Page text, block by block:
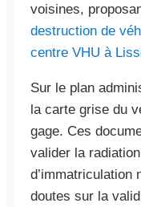
voisines,
destruction de
centre VHU à
Sur le plan
la carte grise du
gage. Ces
valider la
d’immatriculation
doutes sur la